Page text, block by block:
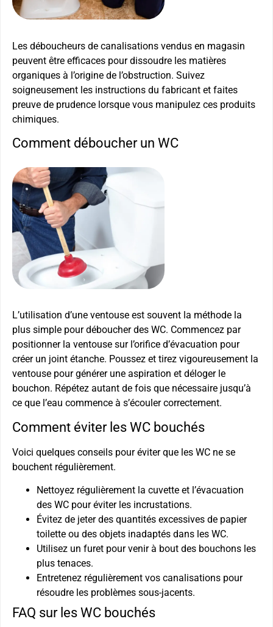
Les déboucheurs de canalisations vendus en magasin
peuvent être efficaces pour dissoudre les matières
organiques à l’origine de l’obstruction. Suivez
soigneusement les instructions du fabricant et faites
preuve de prudence lorsque vous manipulez ces produits
chimiques.
Comment déboucher un WC
L’utilisation d’une ventouse est souvent la méthode la
plus simple pour déboucher des WC. Commencez par
positionner la ventouse sur l’orifice d’évacuation pour
créer un joint étanche. Poussez et tirez vigoureusement la
ventouse pour générer une aspiration et déloger le
bouchon. Répétez autant de fois que nécessaire jusqu’à
ce que l’eau commence à s’écouler correctement.
Comment éviter les WC bouchés
Voici quelques conseils pour éviter que les WC ne se
bouchent régulièrement.
Nettoyez régulièrement la cuvette et l’évacuation
des WC pour éviter les incrustations.
Évitez de jeter des quantités excessives de papier
toilette ou des objets inadaptés dans les WC.
Utilisez un furet pour venir à bout des bouchons les
plus tenaces.
Entretenez régulièrement vos canalisations pour
résoudre les problèmes sous-jacents.
FAQ sur les WC bouchés